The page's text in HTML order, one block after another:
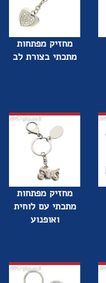
מחזיק מפתחות
מתכתי בצורת לב
מחזיק מפתחות
מתכתי עם לוחית
ואופנוע